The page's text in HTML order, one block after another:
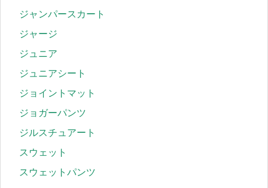
ジャンパースカート
ジャージ
ジュニア
ジュニアシート
ジョイントマット
ジョガーパンツ
ジルスチュアート
スウェット
スウェットパンツ